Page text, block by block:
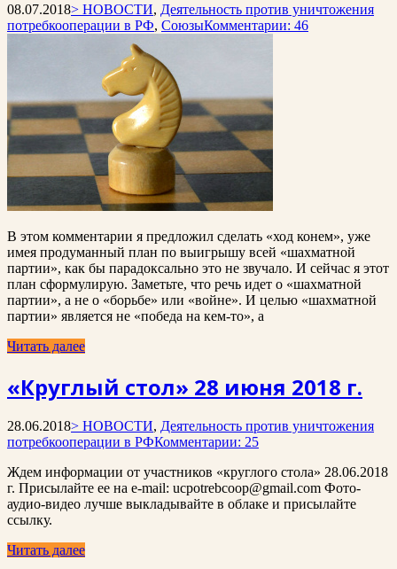
08.07.2018> НОВОСТИ, Деятельность против уничтожения
потребкооперации в РФ, СоюзыКомментарии: 46
В этом комментарии я предложил сделать «ход конем», уже
имея продуманный план по выигрышу всей «шахматной
партии», как бы парадоксально это не звучало. И сейчас я этот
план сформулирую. Заметьте, что речь идет о «шахматной
партии», а не о «борьбе» или «войне». И целью «шахматной
партии» является не «победа на кем-то», а
Читать далее
«Круглый стол» 28 июня 2018 г.
28.06.2018> НОВОСТИ, Деятельность против уничтожения
потребкооперации в РФКомментарии: 25
Ждем информации от участников «круглого стола» 28.06.2018
г. Присылайте ее на e-mail: ucpotrebcoop@gmail.com Фото-
аудио-видео лучше выкладывайте в облаке и присылайте
ссылку.
Читать далее